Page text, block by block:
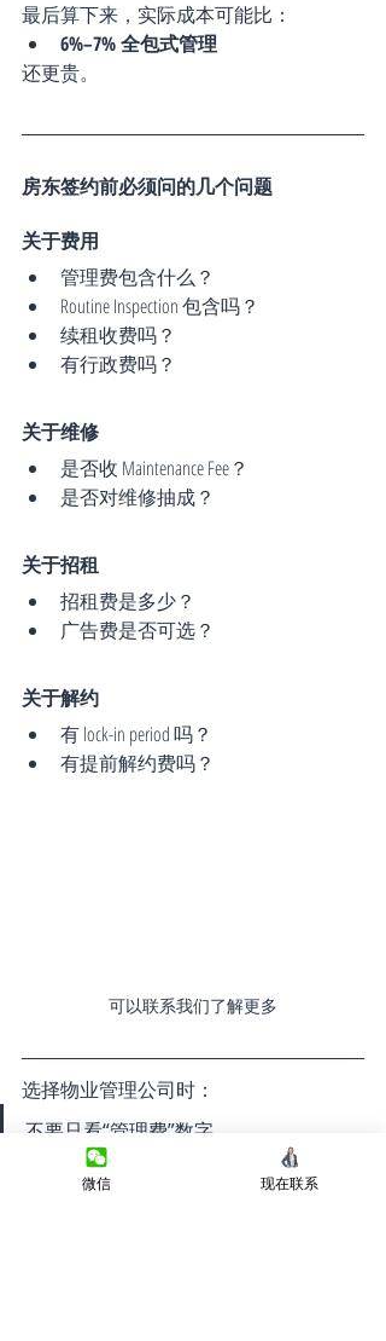
最后算下来，实际成本可能比：
6%–7% 全包式管理
还更贵。
房东签约前必须问的几个问题
关于费用
管理费包含什么？
Routine Inspection 包含吗？
续租收费吗？
有行政费吗？
关于维修
是否收 Maintenance Fee？
是否对维修抽成？
关于招租
招租费是多少？
广告费是否可选？
关于解约
有 lock-in period 吗？
有提前解约费吗？
可以联系我们了解更多
选择物业管理公司时：
不要只看“管理费”数字。
真正重要的是：
微信 现在联系